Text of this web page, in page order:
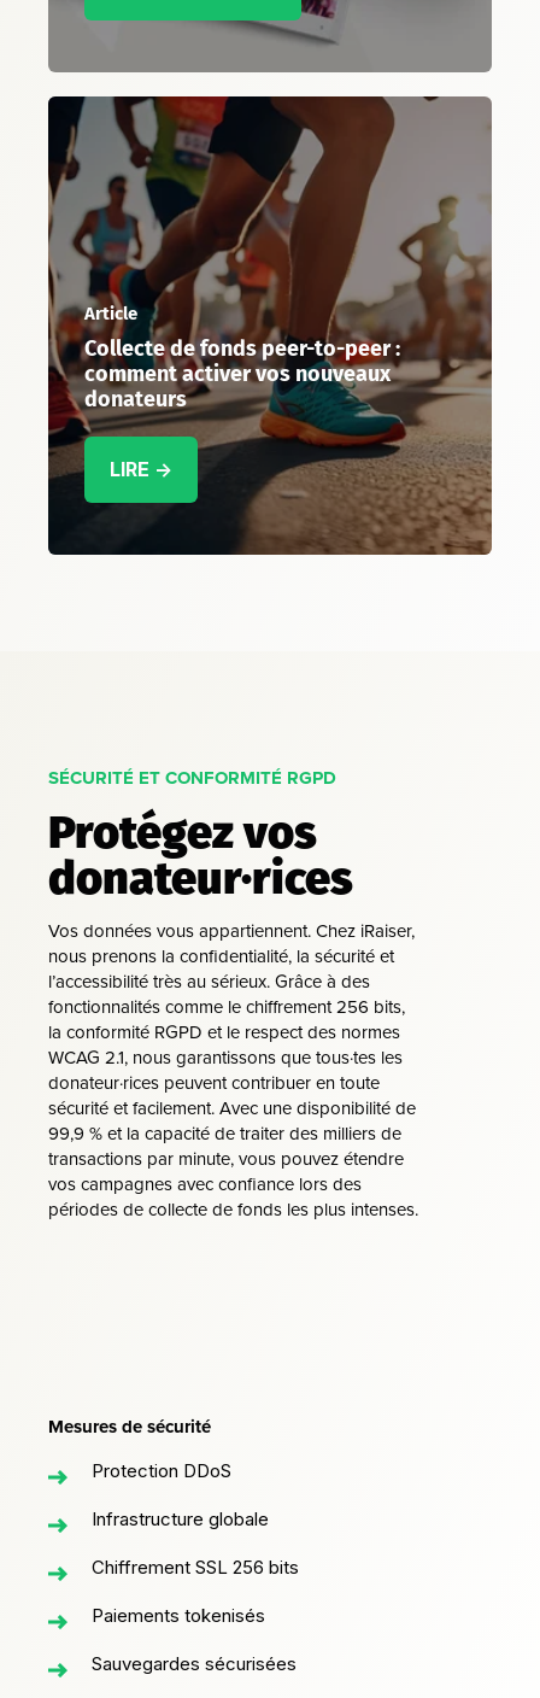
Article
Collecte de fonds peer-to-peer :
comment activer vos nouveaux
donateurs
LIRE →
SÉCURITÉ ET CONFORMITÉ RGPD
Protégez vos
donateur·rices
Vos données vous appartiennent. Chez iRaiser,
nous prenons la confidentialité, la sécurité et
l’accessibilité très au sérieux. Grâce à des
fonctionnalités comme le chiffrement 256 bits,
la conformité RGPD et le respect des normes
WCAG 2.1, nous garantissons que tous·tes les
donateur·rices peuvent contribuer en toute
sécurité et facilement. Avec une disponibilité de
99,9 % et la capacité de traiter des milliers de
transactions par minute, vous pouvez étendre
vos campagnes avec confiance lors des
périodes de collecte de fonds les plus intenses.
Mesures de sécurité
Protection DDoS
Infrastructure globale
Chiffrement SSL 256 bits
Paiements tokenisés
Sauvegardes sécurisées